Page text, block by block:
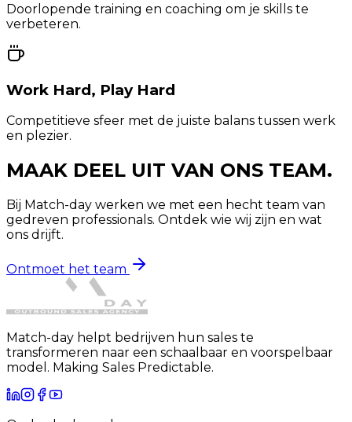
Doorlopende training en coaching om je skills te
verbeteren.
Work Hard, Play Hard
Competitieve sfeer met de juiste balans tussen werk
en plezier.
MAAK DEEL UIT VAN ONS TEAM.
Bij Match-day werken we met een hecht team van
gedreven professionals. Ontdek wie wij zijn en wat
ons drijft.
Ontmoet het team
Match-day helpt bedrijven hun sales te
transformeren naar een schaalbaar en voorspelbaar
model. Making Sales Predictable.